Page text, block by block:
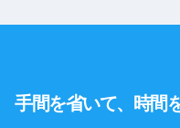
手間を省いて、時間